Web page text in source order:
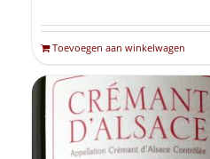
Toevoegen aan winkelwagen